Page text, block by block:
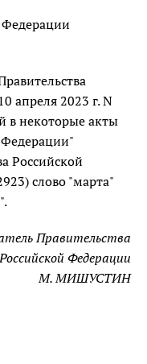
Федерации
апреля 2023 г. N
в некоторые акты
Федерации"
Российской
слово "марта"
Правительства
Российской Федерации
М. МИШУСТИН